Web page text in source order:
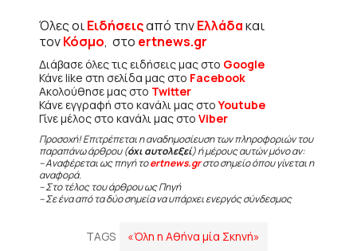
Όλες οιΕιδήσειςαπό τηνΕλλάδακαι
τονΚόσμο, στο ertnews.gr
Διάβασε όλες τις ειδήσεις μας στο Google
Κάνε like στη σελίδα μας στο Facebook
Ακολούθησε μας στο Twitter
Κάνε εγγραφή στο κανάλι μας στοYoutube
Γίνε μέλος στο κανάλι μας στο Viber
Προσοχή! Επιτρέπεται η αναδημοσίευση των πληροφοριών του
παραπάνω άρθρου (όχι αυτολεξεί) ή μέρους αυτών μόνο αν:
– Αναφέρεται ως πηγή τοertnews.grστο σημείο όπου γίνεται η
αναφορά.
– Στο τέλος του άρθρου ως Πηγή
– Σε ένα από τα δύο σημεία να υπάρχει ενεργός σύνδεσμος
TAGS «Όλη η Αθήνα μία Σκηνή»